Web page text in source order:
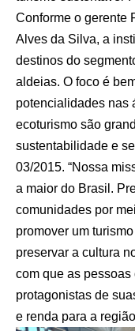
Conforme o gerente
Alves da Silva, a
destinos do
aldeias. O foco é
potencialidades nas
ecoturismo são
sustentabilidade e
03/2015. “Nossa
a maior do Brasil.
comunidades por
promover um
preservar a cultura
com que as
protagonistas de
e renda para a